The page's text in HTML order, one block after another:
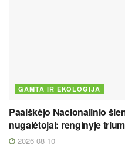
GAMTA IR EKOLOGIJA
Paaiškėjo Nacionalinio
nugalėtojai: renginyje
2026 08 10